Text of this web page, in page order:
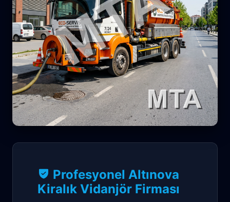
Altınova Kiralık
Profesyonel Altınova
Kiralık Vidanjör Firması